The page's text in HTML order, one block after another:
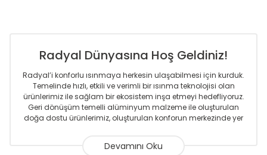
Radyal Dünyasına Hoş Geldiniz!
Radyal’i konforlu ısınmaya herkesin ulaşabilmesi için kurduk.
Temelinde hızlı, etkili ve verimli bir ısınma teknolojisi olan
ürünlerimiz ile sağlam bir ekosistem inşa etmeyi hedefliyoruz.
Geri dönüşüm temelli alüminyum malzeme ile oluşturulan
doğa dostu ürünlerimiz, oluşturulan konforun merkezinde yer
Sizlere sunmakta olduğumuz Alüminyum Radyatör ve